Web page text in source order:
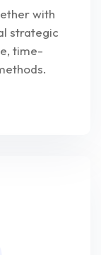
with
strategic
time-